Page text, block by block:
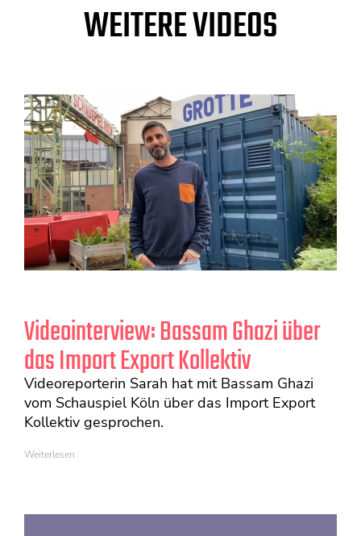
WEITERE VIDEOS
Videointerview: Bassam Ghazi über
das Import Export Kollektiv
Videoreporterin Sarah hat mit Bassam Ghazi
vom Schauspiel Köln über das Import Export
Kollektiv gesprochen.
Weiterlesen